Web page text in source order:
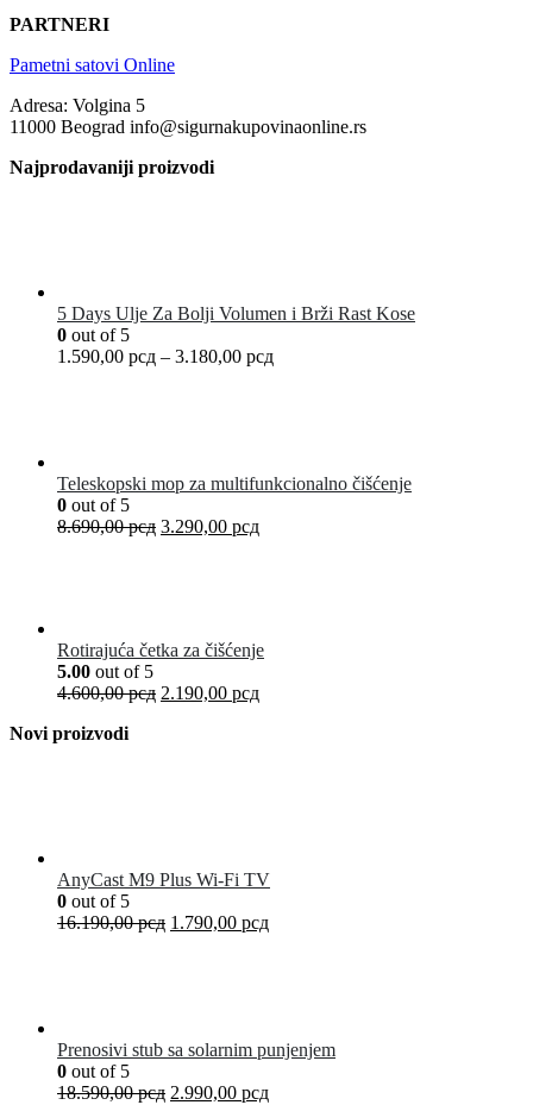
PARTNERI
Pametni satovi Online
Adresa: Volgina 5
11000 Beograd info@sigurnakupovinaonline.rs
Najprodavaniji proizvodi
5 Days Ulje Za Bolji Volumen i Brži Rast Kose
0 out of 5
1.590,00 рсд – 3.180,00 рсд
Teleskopski mop za multifunkcionalno čišćenje
0 out of 5
8.690,00рсд 3.290,00 рсд
Rotirajuća četka za čišćenje
5.00 out of 5
4.600,00рсд 2.190,00 рсд
Novi proizvodi
AnyCast M9 Plus Wi-Fi TV
0 out of 5
16.190,00рсд 1.790,00 рсд
Prenosivi stub sa solarnim punjenjem
0 out of 5
18.590,00рсд 2.990,00 рсд